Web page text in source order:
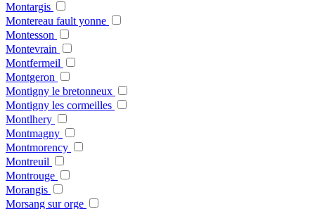
Montargis
Montereau fault yonne
Montesson
Montevrain
Montfermeil
Montgeron
Montigny le bretonneux
Montigny les cormeilles
Montlhery
Montmagny
Montmorency
Montreuil
Montrouge
Morangis
Morsang sur orge